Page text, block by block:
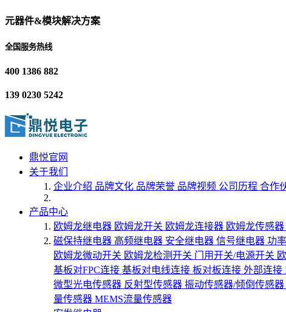
元器件&模块解决方案
全国服务热线
400 1386 882
139 0230 5242
鼎悦官网
关于我们
企业介绍 品牌文化 品牌荣誉 品牌视频 公司历程 合作
产品中心
欧姆龙继电器 欧姆龙开关 欧姆龙连接器 欧姆龙传感器
磁保持继电器 高频继电器 安全继电器 信号继电器 功
欧姆龙微动开关 欧姆龙检测开关 门用开关/电源开关
基板对FPC连接 基板对电线连接 板对板连接 外部连接
微型光电传感器 反射型传感器 振动传感器/倾倒传感器
量传感器 MEMS流量传感器